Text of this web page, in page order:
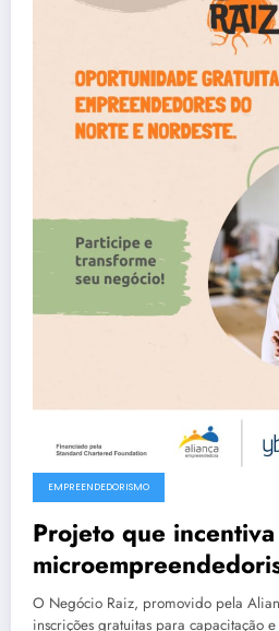
EMPREENDEDORISMO
Projeto que
inscrições gratuitas
O Negócio Raiz, promovido pela
inscrições gratuitas para capacitação